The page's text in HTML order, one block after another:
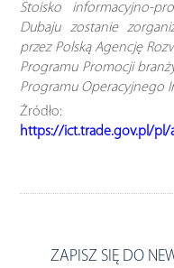
Stoisko informacyjno-
Dubaju zostanie
przez Polską Agencję
Programu Promocji
Programu Operacyjnego
Źródło:
https://ict.trade.gov.pl/pl/
ZAPISZ SIĘ DO